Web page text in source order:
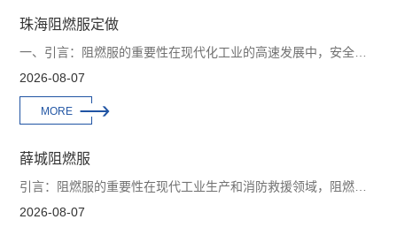
珠海阻燃服定做
一、引言：阻燃服的重要性在现代化工业的高速发展中，安全生产显得尤为重要。许多行业如石油化工、电力、冶金等都面临着严峻的火灾和高温威胁。因此，防护服的选择成为了保...
2026-08-07
MORE 
薛城阻燃服
2026-08-07